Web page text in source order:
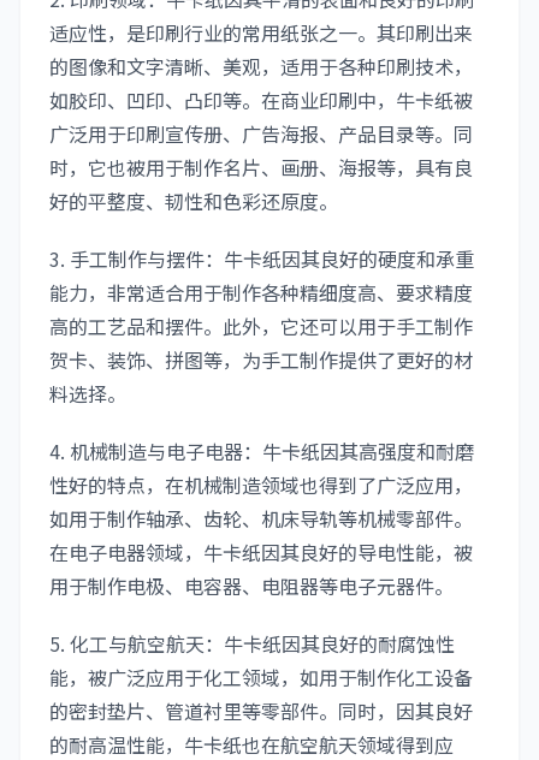
适应性，是印刷行业的常用纸张之一。其印刷出来
的图像和文字清晰、美观，适用于各种印刷技术，
如胶印、凹印、凸印等。在商业印刷中，牛卡纸被
广泛用于印刷宣传册、广告海报、产品目录等。同
时，它也被用于制作名片、画册、海报等，具有良
好的平整度、韧性和色彩还原度。
3. 手工制作与摆件：牛卡纸因其良好的硬度和承重
能力，非常适合用于制作各种精细度高、要求精度
高的工艺品和摆件。此外，它还可以用于手工制作
贺卡、装饰、拼图等，为手工制作提供了更好的材
料选择。
4. 机械制造与电子电器：牛卡纸因其高强度和耐磨
性好的特点，在机械制造领域也得到了广泛应用，
如用于制作轴承、齿轮、机床导轨等机械零部件。
在电子电器领域，牛卡纸因其良好的导电性能，被
用于制作电极、电容器、电阻器等电子元器件。
5. 化工与航空航天：牛卡纸因其良好的耐腐蚀性
能，被广泛应用于化工领域，如用于制作化工设备
的密封垫片、管道衬里等零部件。同时，因其良好
的耐高温性能，牛卡纸也在航空航天领域得到应